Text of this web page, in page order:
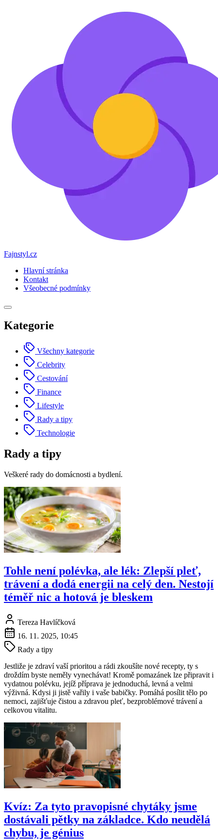
Fajnstyl.cz
Hlavní stránka
Kontakt
Všeobecné podmínky
Kategorie
Všechny kategorie
Celebrity
Cestování
Finance
Lifestyle
Rady a tipy
Technologie
Rady a tipy
Veškeré rady do domácnosti a bydlení.
Tohle není polévka, ale lék: Zlepší pleť,
trávení a dodá energii na celý den. Nestojí
téměř nic a hotová je bleskem
Tereza Havlíčková
16. 11. 2025, 10:45
Rady a tipy
Jestliže je zdraví vaší prioritou a rádi zkoušíte nové recepty, ty s
droždím byste neměly vynechávat! Kromě pomazánek lze připravit i
vydatnou polévku, jejíž příprava je jednoduchá, levná a velmi
výživná. Kdysi ji jistě vařily i vaše babičky. Pomáhá posílit tělo po
nemoci, zajišťuje čistou a zdravou pleť, bezproblémové trávení a
celkovou vitalitu.
Kvíz: Za tyto pravopisné chytáky jsme
dostávali pětky na základce. Kdo neudělá
chybu, je génius